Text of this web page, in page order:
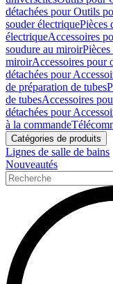
détachées pour Outils
souder électriquePièces
électriqueAccessoires
soudure au miroir
miroirAccessoires pour
détachées pour
de préparation de tubes
de tubesAccessoires
détachées pour
à la commande
Catégories de produits
Lignes de salle de bains
Nouveautés